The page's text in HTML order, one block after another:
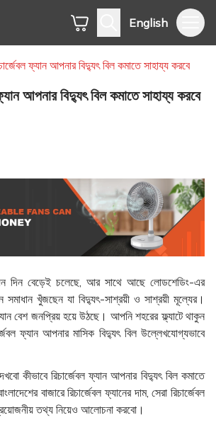
English
ফ্যান আপনার বিদ্যুৎ বিল কমাতে সাহায্য করবে
আপনার বিদ্যুৎ বিল কমাতে সাহায্য করবে
দিন বেড়েই চলেছে, আর সাথে আছে লোডশেডিং-এর
খুঁজছেন যা বিদ্যুৎ-সাশ্রয়ী ও সাশ্রয়ী মূল্যের।
বেশ জনপ্রিয় হয়ে উঠছে। আপনি শহরের ফ্ল্যাটে থাকুন
ফ্যান আপনার মাসিক বিদ্যুৎ বিল উল্লেখযোগ্যভাবে
কীভাবে রিচার্জেবল ফ্যান আপনার বিদ্যুৎ বিল কমাতে
বাজারে রিচার্জেবল ফ্যানের দাম, সেরা রিচার্জেবল
তথ্য নিয়েও আলোচনা করবো।